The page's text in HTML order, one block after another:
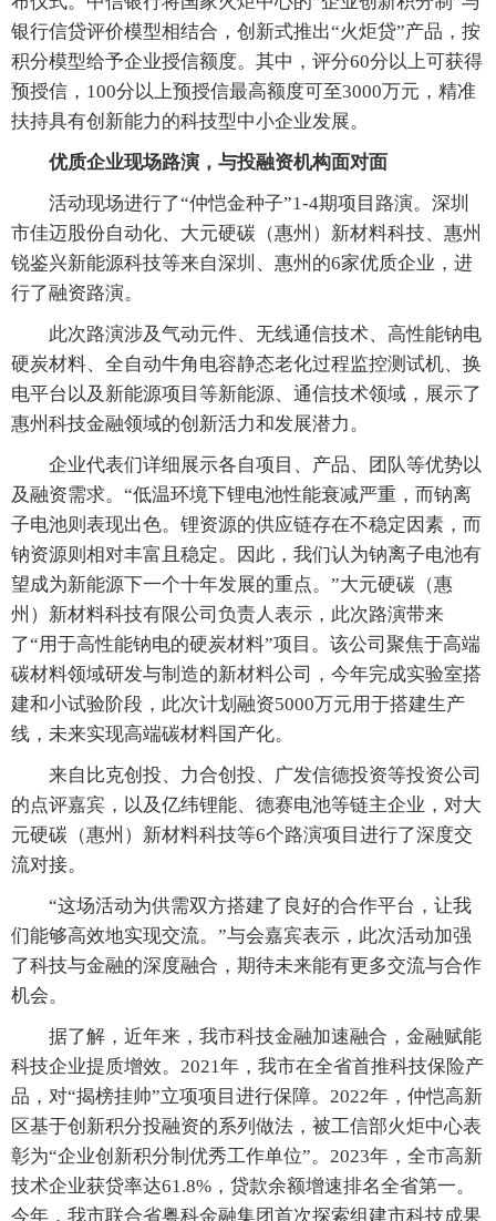
银行信贷评价模型相结合，创新式推出“火炬贷”产品，按
积分模型给予企业授信额度。其中，评分60分以上可获得
预授信，100分以上预授信最高额度可至3000万元，精准
扶持具有创新能力的科技型中小企业发展。
优质企业现场路演，与投融资机构面对面
活动现场进行了“仲恺金种子”1-4期项目路演。深圳
市佳迈股份自动化、大元硬碳（惠州）新材料科技、惠州
锐鉴兴新能源科技等来自深圳、惠州的6家优质企业，进
行了融资路演。
此次路演涉及气动元件、无线通信技术、高性能钠电
硬炭材料、全自动牛角电容静态老化过程监控测试机、换
电平台以及新能源项目等新能源、通信技术领域，展示了
惠州科技金融领域的创新活力和发展潜力。
企业代表们详细展示各自项目、产品、团队等优势以
及融资需求。“低温环境下锂电池性能衰减严重，而钠离
子电池则表现出色。锂资源的供应链存在不稳定因素，而
钠资源则相对丰富且稳定。因此，我们认为钠离子电池有
望成为新能源下一个十年发展的重点。”大元硬碳（惠
州）新材料科技有限公司负责人表示，此次路演带来
了“用于高性能钠电的硬炭材料”项目。该公司聚焦于高端
碳材料领域研发与制造的新材料公司，今年完成实验室搭
建和小试验阶段，此次计划融资5000万元用于搭建生产
线，未来实现高端碳材料国产化。
来自比克创投、力合创投、广发信德投资等投资公司
的点评嘉宾，以及亿纬锂能、德赛电池等链主企业，对大
元硬碳（惠州）新材料科技等6个路演项目进行了深度交
流对接。
“这场活动为供需双方搭建了良好的合作平台，让我
们能够高效地实现交流。”与会嘉宾表示，此次活动加强
了科技与金融的深度融合，期待未来能有更多交流与合作
机会。
据了解，近年来，我市科技金融加速融合，金融赋能
科技企业提质增效。2021年，我市在全省首推科技保险产
品，对“揭榜挂帅”立项项目进行保障。2022年，仲恺高新
区基于创新积分投融资的系列做法，被工信部火炬中心表
彰为“企业创新积分制优秀工作单位”。2023年，全市高新
技术企业获贷率达61.8%，贷款余额增速排名全省第一。
今年，我市联合省粤科金融集团首次探索组建市科技成果